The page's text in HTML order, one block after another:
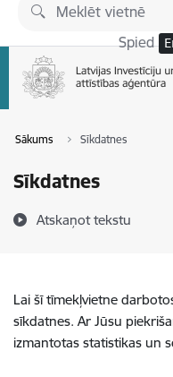
Pāriet uz lapas saturu
Spied
Sākums Sīkdatnes
Sīkdatnes
Atskaņot tekstu
Lai šī tīmekļvietne
sīkdatnes. Ar Jūsu
izmantotas statistikas un